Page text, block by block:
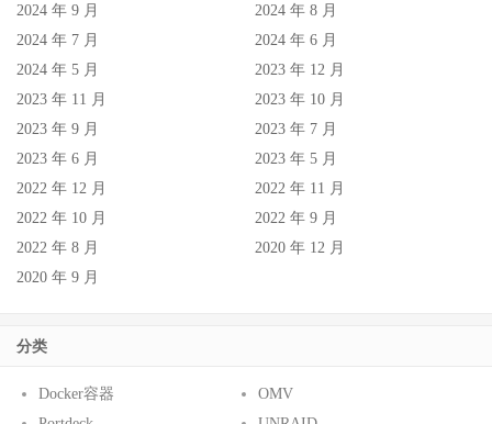
2024 年 9 月
2024 年 8 月
2024 年 7 月
2024 年 6 月
2024 年 5 月
2023 年 12 月
2023 年 11 月
2023 年 10 月
2023 年 9 月
2023 年 7 月
2023 年 6 月
2023 年 5 月
2022 年 12 月
2022 年 11 月
2022 年 10 月
2022 年 9 月
2022 年 8 月
2020 年 12 月
2020 年 9 月
分类
Docker容器
OMV